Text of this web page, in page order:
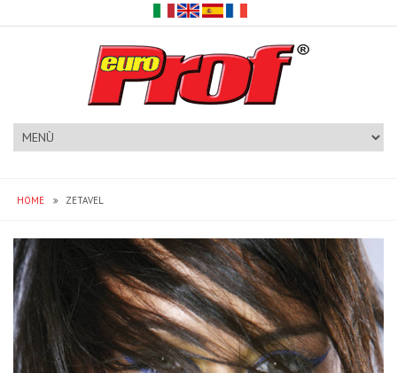
HOME ZETAVEL